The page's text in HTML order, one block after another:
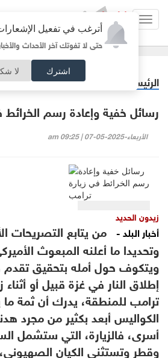
أترغب في تفعيل
حتى لا تفوتك آخر الأحداث
اشترك لا
الرئيسية مقالات مختارة
رسائل خفية وإعادة رسم
الأربعاء-2025-05-07 | 09:25 am
زيدون الحديد
أخبار البلد - من يتابع التصريحات
وتحديدا ما أعلنه المبعوث
ويتكوف حول أمله بتحقيق
إطلاق النار في غزة قبيل أو أثناء
ترامب للمنطقة، يدرك أن ثمة
الكواليس أبعد بكثير من مجرد
أسرى، فالزيارة، التي ستشمل
وقطر وتستثني الكيان